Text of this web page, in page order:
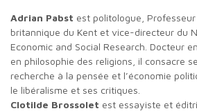
Adrian Pabst est politologue, Professeur
britannique du Kent et vice-directeur du
Economic and Social Research. Docteur
en philosophie des religions, il consacre
recherche à la pensée et l’économie
le libéralisme et ses critiques.
Clotilde Brossolet est essayiste et